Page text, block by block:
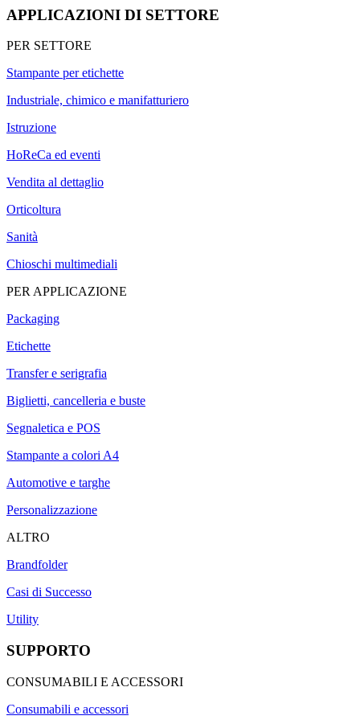
APPLICAZIONI DI SETTORE
PER SETTORE
Stampante per etichette
Industriale, chimico e manifatturiero
Istruzione
HoReCa ed eventi
Vendita al dettaglio
Orticoltura
Sanità
Chioschi multimediali
PER APPLICAZIONE
Packaging
Etichette
Transfer e serigrafia
Biglietti, cancelleria e buste
Segnaletica e POS
Stampante a colori A4
Automotive e targhe
Personalizzazione
ALTRO
Brandfolder
Casi di Successo
Utility
SUPPORTO
CONSUMABILI E ACCESSORI
Consumabili e accessori